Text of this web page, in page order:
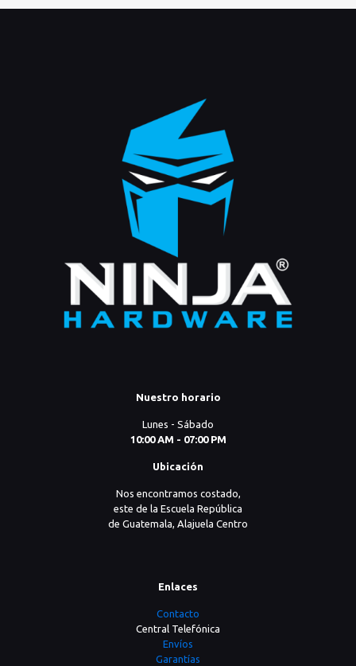
Nuestro horario
Lunes - Sábado
10:00 AM - 07:00 PM
Ubicación
Nos encontramos costado,
este de la Escuela República
de Guatemala, Alajuela Centro
Enlaces
Contacto
Central Telefónica
Envíos
Garantías